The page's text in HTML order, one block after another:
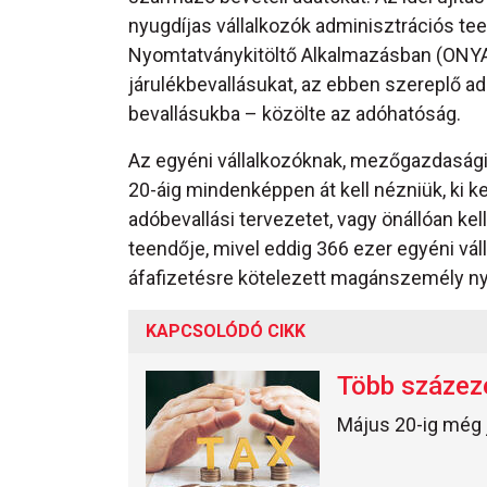
nyugdíjas vállalkozók adminisztrációs
Nyomtatványkitöltő Alkalmazásban
járulékbevallásukat, az ebben szereplő
bevallásukba – közölte az adóhatóság.
Az egyéni vállalkozóknak,
20-áig mindenképpen át kell nézniük, ki
adóbevallási tervezetet, vagy önállóan
teendője, mivel eddig 366 ezer egyéni
áfafizetésre kötelezett magánszemély
KAPCSOLÓDÓ CIKK
Több
Május 20-ig